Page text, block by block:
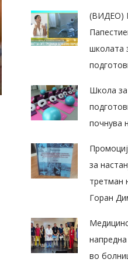
(ВИДЕО)
школата
Школа
почнува
за
третман
Горан
во